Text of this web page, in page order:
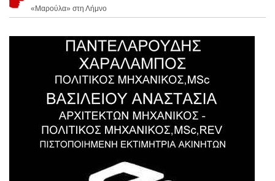
«Μαρούλα» στη Λήμνο